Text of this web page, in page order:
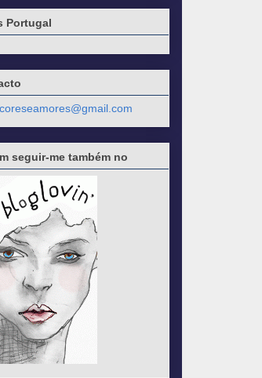
Portugal
seguir-me também no